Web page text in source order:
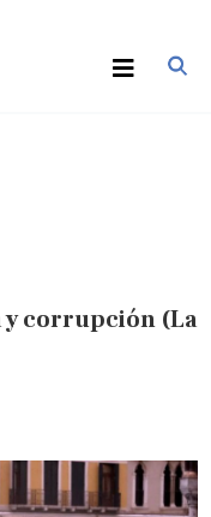
y corrupción (La